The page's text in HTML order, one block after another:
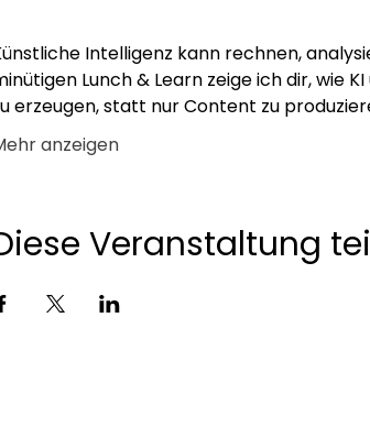
Intelligenz kann rechnen,
Lunch & Learn zeige ich dir, wie
erzeugen, statt nur Content zu
anzeigen
Veranstaltung